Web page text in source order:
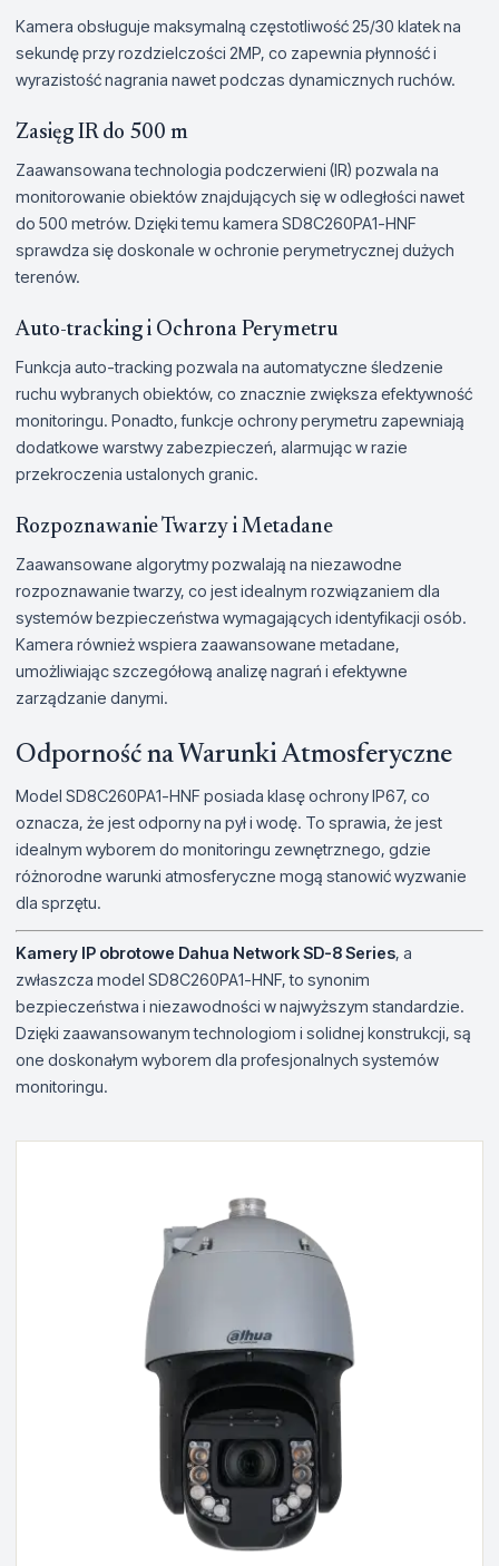
Kamera obsługuje maksymalną częstotliwość 25/30 klatek na
sekundę przy rozdzielczości 2MP, co zapewnia płynność i
wyrazistość nagrania nawet podczas dynamicznych ruchów.
Zasięg IR do 500 m
Zaawansowana technologia podczerwieni (IR) pozwala na
monitorowanie obiektów znajdujących się w odległości nawet
do 500 metrów. Dzięki temu kamera SD8C260PA1-HNF
sprawdza się doskonale w ochronie perymetrycznej dużych
terenów.
Auto-tracking i Ochrona Perymetru
Funkcja auto-tracking pozwala na automatyczne śledzenie
ruchu wybranych obiektów, co znacznie zwiększa efektywność
monitoringu. Ponadto, funkcje ochrony perymetru zapewniają
dodatkowe warstwy zabezpieczeń, alarmując w razie
przekroczenia ustalonych granic.
Rozpoznawanie Twarzy i Metadane
Zaawansowane algorytmy pozwalają na niezawodne
rozpoznawanie twarzy, co jest idealnym rozwiązaniem dla
systemów bezpieczeństwa wymagających identyfikacji osób.
Kamera również wspiera zaawansowane metadane,
umożliwiając szczegółową analizę nagrań i efektywne
zarządzanie danymi.
Odporność na Warunki Atmosferyczne
Model SD8C260PA1-HNF posiada klasę ochrony IP67, co
oznacza, że jest odporny na pył i wodę. To sprawia, że jest
idealnym wyborem do monitoringu zewnętrznego, gdzie
różnorodne warunki atmosferyczne mogą stanowić wyzwanie
dla sprzętu.
Kamery IP obrotowe Dahua Network SD-8 Series, a
zwłaszcza model SD8C260PA1-HNF, to synonim
bezpieczeństwa i niezawodności w najwyższym standardzie.
Dzięki zaawansowanym technologiom i solidnej konstrukcji, są
one doskonałym wyborem dla profesjonalnych systemów
monitoringu.